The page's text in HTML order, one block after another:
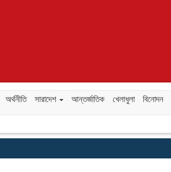
অর্থনীতি সারাদেশ আন্তর্জাতিক খেলাধুলা বিনোদন